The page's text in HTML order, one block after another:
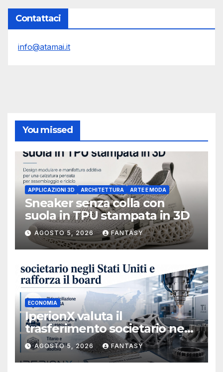
Contattaci
info@atamai.it
You missed
APPLICAZIONI 3D ARCHITETTURA ARTE E MODA
Sneaker senza colla con
suola in TPU stampata in 3D
AGOSTO 5, 2026 FANTASY
ECONOMIA
IperionX valuta il
trasferimento societario negli
Stati Uniti e rafforza il board,
ha nominato Michael J.
Loparco amministratore
AGOSTO 5, 2026 FANTASY